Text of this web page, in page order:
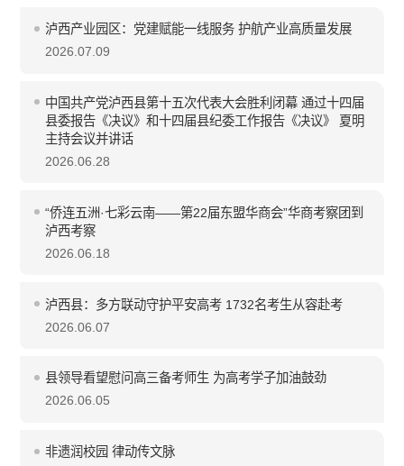
泸西产业园区：党建赋能一线服务 护航产业高质量发展
2026.07.09
中国共产党泸西县第十五次代表大会胜利闭幕 通过十四届
县委报告《决议》和十四届县纪委工作报告《决议》 夏明
主持会议并讲话
2026.06.28
“侨连五洲·七彩云南——第22届东盟华商会”华商考察团到
泸西考察
2026.06.18
泸西县：多方联动守护平安高考 1732名考生从容赴考
2026.06.07
县领导看望慰问高三备考师生 为高考学子加油鼓劲
2026.06.05
非遗润校园 律动传文脉